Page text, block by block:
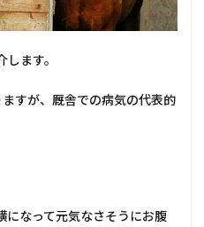
ます。
すが、厩舎での病気の代表的
になって元気なさそうにお腹